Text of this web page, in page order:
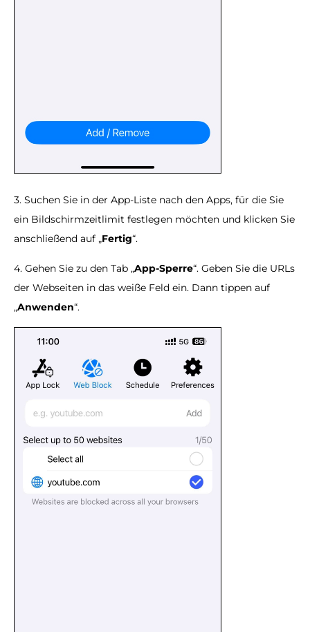
3. Suchen Sie in der App-Liste nach den Apps, für die Sie
ein Bildschirmzeitlimit festlegen möchten und klicken Sie
anschließend auf „Fertig“.
4. Gehen Sie zu den Tab „App-Sperre“. Geben Sie die URLs
der Webseiten in das weiße Feld ein. Dann tippen auf
„Anwenden“.